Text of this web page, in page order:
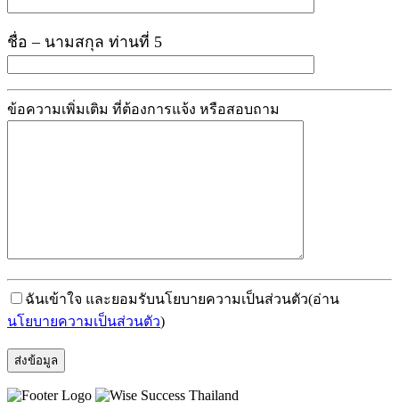
ชื่อ – นามสกุล ท่านที่ 5
ข้อความเพิ่มเติม ที่ต้องการแจ้ง หรือสอบถาม
ฉันเข้าใจ และยอมรับนโยบายความเป็นส่วนตัว(อ่าน
นโยบายความเป็นส่วนตัว)